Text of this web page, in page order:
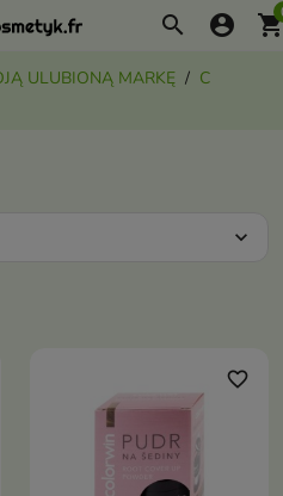
search account_circle
ULUBIONĄ MARKĘ
C
expand_more
favorite_border